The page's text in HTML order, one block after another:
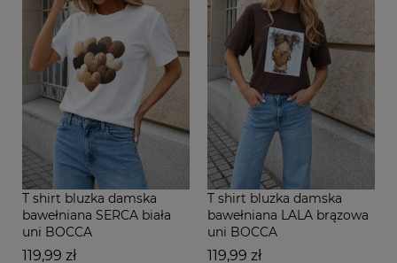
T shirt bluzka damska
bawełniana SERCA biała
uni BOCCA
Cena
119,99 zł
T shirt bluzka damska
bawełniana LALA brązowa
uni BOCCA
Cena
119,99 zł